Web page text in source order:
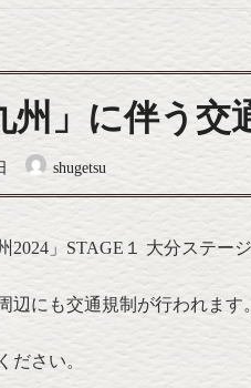
州」に伴う
shugetsu
2024」STAGE１ 大分ステー
辺にも交通規制が行われます
ださい。